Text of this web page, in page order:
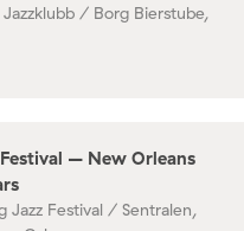
Jazzklubb / Borg Bierstube,
– New Orleans
Jazz Festival / Sentralen,